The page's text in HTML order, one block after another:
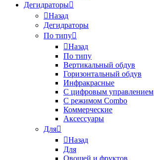
Дегидраторы
Назад
Дегидраторы
По типу
Назад
По типу
Вертикальный обдув
Горизонтальный обдув
Инфракрасные
С цифровым управлением
С режимом Combo
Коммерческие
Аксессуары
Для
Назад
Для
Овощей и фруктов